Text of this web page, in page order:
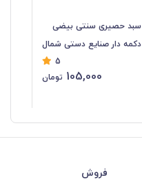
سبد حصیری سنتی بیضی
دکمه دار صنایع دستی شمال
5
105,000 تومان
فروش